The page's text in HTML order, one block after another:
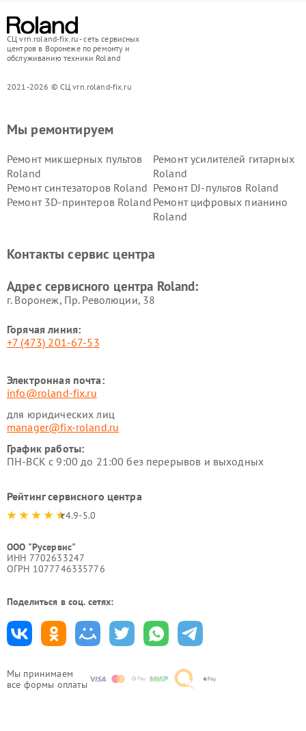
СЦ vrn.roland-fix.ru - сеть сервисных
центров в Воронеже по ремонту и
обслуживанию техники Roland
2021-2026 © СЦ vrn.roland-fix.ru
Мы принимаем
все формы оплаты
Мы ремонтируем
Ремонт микшерных пультов
Roland
Ремонт усилителей гитарных
Roland
Ремонт синтезаторов Roland Ремонт DJ-пультов Roland
Ремонт 3D-принтеров Roland Ремонт цифровых пианино
Roland
Контакты сервис центра
Адрес сервисного центра Roland:
г. Воронеж, Пр. Революции, 38
Горячая линия:
+7 (473) 201-67-53
Электронная почта:
info@roland-fix.ru
для юридических лиц
manager@fix-roland.ru
График работы:
ПН-ВСК с 9:00 до 21:00 без перерывов и выходных
Рейтинг сервисного центра
4.9-5.0
ООО "Русервис"
ИНН 7702633247
ОГРН 1077746335776
Поделиться в соц. сетях: